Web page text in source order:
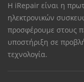
Η iRepair είναι η
ηλεκτρονικών
προσφέρουμε στους
υποστήριξη σε
τεχνολογία.